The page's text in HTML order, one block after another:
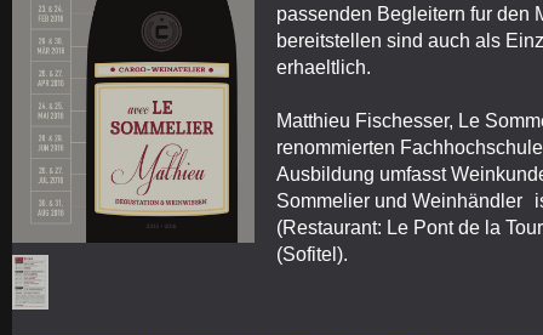
passenden Begleitern fur den
bereitstellen sind auch als
erhaeltlich.
Matthieu Fischesser, Le
renommierten
Ausbildung umfasst
Sommelier und Weinhändler
(Restaurant: Le Pont de la
(Sofitel).